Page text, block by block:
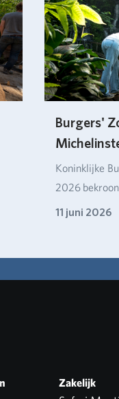
Burgers'
Koninklijke
2026
11 juni 2026
Zakelijk